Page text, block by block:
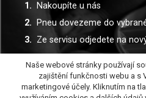
Nakoupíte u nás
Pneu dovezeme do
Ze servisu odjedete na
Spolupracujeme s více než 30
Naše webové stránky používají
zajištění funkčnosti webu a s
marketingové účely. Kliknutím na